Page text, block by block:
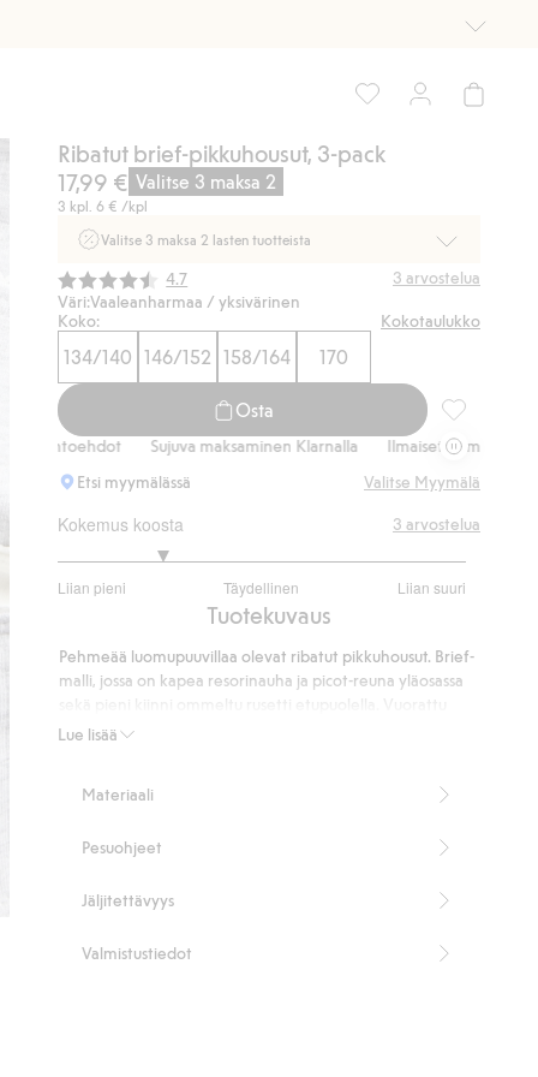
Ribatut brief-pikkuhousut, 3-pack
17,99 € Valitse 3 maksa 2
3 kpl.6 € /kpl
Valitse 3 maksa 2 lasten tuotteista
Ei Newbie. Ostaessasi 2 tuotetta tai enemmän. Voimassa 3-
16.8. asti myymälässä ja verkossa. Ei voi yhdistää muihin
alennuksiin tai tarjouksiin.
Osta nyt
Keskimääräinen luokitus:
4.7 3 arvostelua
Väri:Vaaleanharmaa / yksivärinen
Koko:
Kokotaulukko
134/140 146/152 158/164 170
Osta
Ribatut
Sujuva maksaminen Klarnalla
Ilmaiset
Etsi myymälässä
Valitse Myymälä
Kokemus koosta
Liian pieni Täydellinen Liian suuri
/
ääneen
3 arvostelua
Tuotekuvaus
Lue lisää
Pehmeää luomupuuvillaa olevat ribatut pikkuhousut. Brief-
malli, jossa on kapea resorinauha ja picot-reuna yläosassa
haara.
Organic cotton
Materiaali
Pesuohjeet
Jäljitettävyys
Valmistustiedot